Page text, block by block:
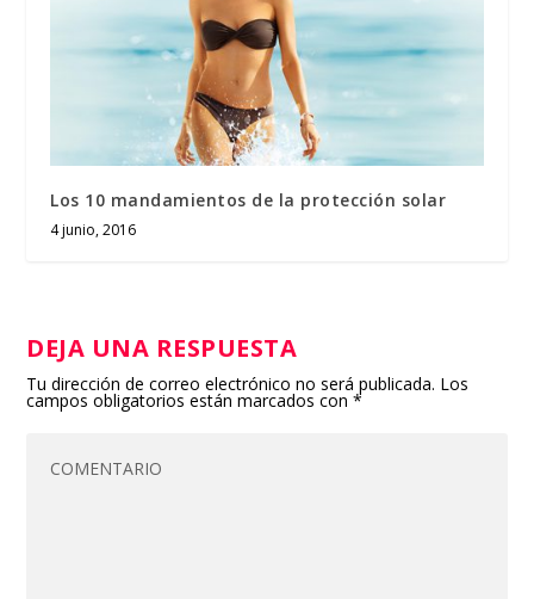
Los 10 mandamientos de la protección solar
4 junio, 2016
DEJA UNA RESPUESTA
Tu dirección de correo electrónico no será publicada. Los
campos obligatorios están marcados con*